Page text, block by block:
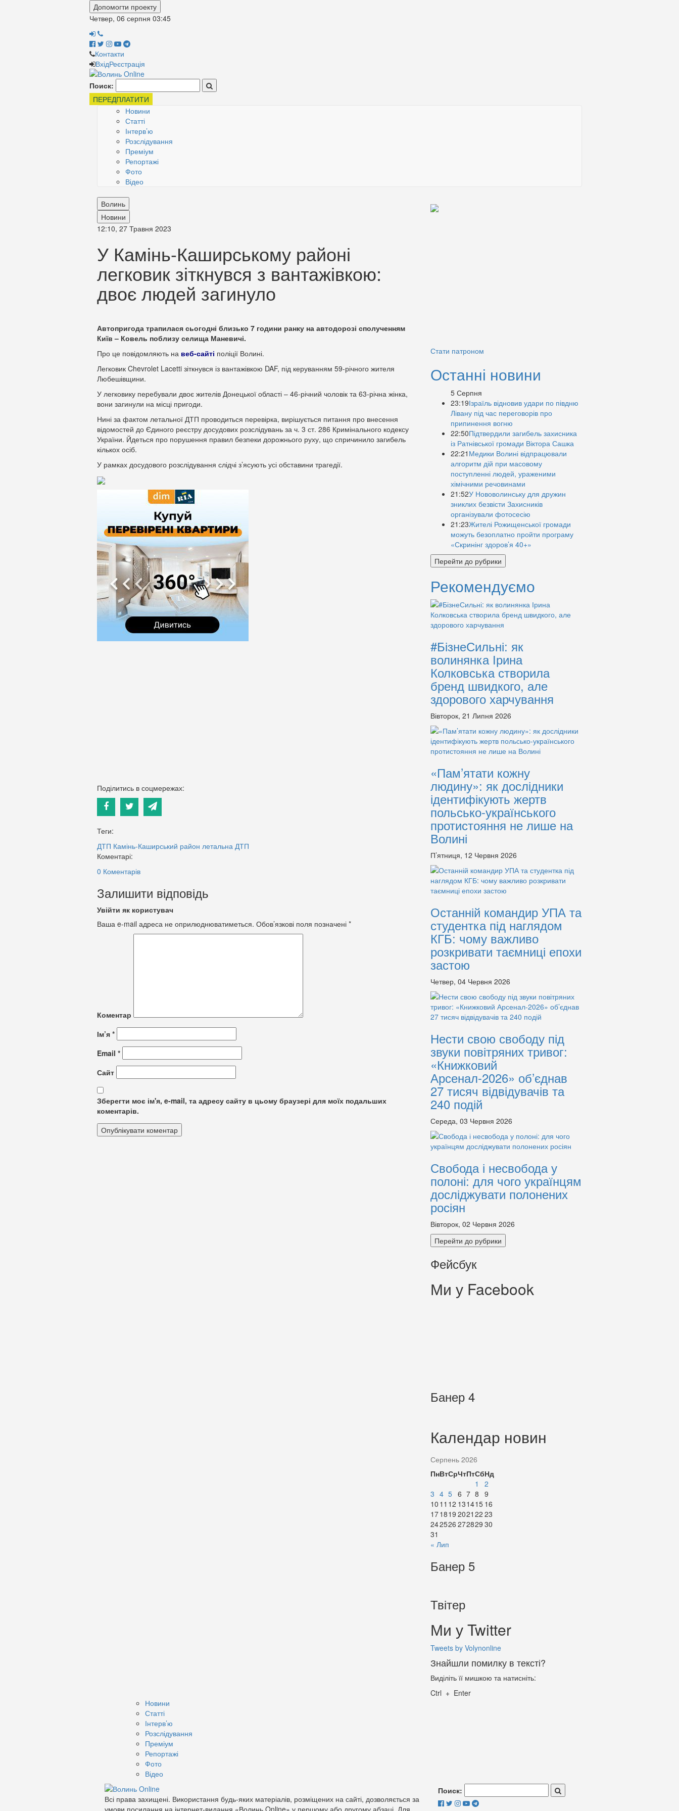
Допомогти проекту
Четвер, 06 серпня 03:45
Контакти
ВхідРеєстрація
Поиск:
ПЕРЕДПЛАТИТИ
Новини
Статті
Інтерв’ю
Розслідування
Преміум
Репортажі
Фото
Відео
Волинь
Новини
12:10, 27 Травня 2023
У Камінь-Каширському районі
легковик зіткнувся з вантажівкою:
двоє людей загинуло
Автопригода трапилася сьогодні близько 7 години ранку на автодорозі сполученням
Київ – Ковель поблизу селища Маневичі.
Про це повідомляють на веб-сайті поліції Волині.
Легковик Chevrolet Lacetti зіткнувся із вантажівкою DAF, під керуванням 59-річного жителя
Любешівщини.
У легковику перебували двоє жителів Донецької області – 46-річний чоловік та 63-річна жінка,
вони загинули на місці пригоди.
Нині за фактом летальної ДТП проводиться перевірка, вирішується питання про внесення
відомостей до Єдиного реєстру досудових розслідувань за ч. 3 ст. 286 Кримінального кодексу
України. Йдеться про порушення правил безпеки дорожнього руху, що спричинило загибель
кількох осіб.
У рамках досудового розслідування слідчі з’ясують усі обставини трагедії.
Поділитись в соцмережах:
Теги:
ДТП Камінь-Каширський район летальна ДТП
Коментарі:
0 Коментарів
Залишити відповідь
Увійти як користувач
Ваша e-mail адреса не оприлюднюватиметься. Обов’язкові поля позначені *
Коментар
Ім’я *
Email *
Сайт
Зберегти моє ім'я, e-mail, та адресу сайту в цьому браузері для моїх подальших
коментарів.
Стати патроном
Останні новини
5 Серпня
23:19Ізраїль відновив удари по півдню
Лівану під час переговорів про
припинення вогню
22:50Підтвердили загибель захисника
із Ратнівської громади Віктора Сашка
22:21 Медики Волині відпрацювали
алгоритм дій при масовому
поступленні людей, ураженими
хімічними речовинами
21:52У Нововолинську для дружин
зниклих безвісти Захисників
організували фотосесію
21:23Жителі Рожищенської громади
можуть безоплатно пройти програму
«Скринінг здоров’я 40+»
Перейти до рубрики
Рекомендуємо
#БізнеСильні: як
волинянка Ірина
Колковська створила
бренд швидкого, але
здорового харчування
Вівторок, 21 Липня 2026
«Пам’ятати кожну
людину»: як дослідники
ідентифікують жертв
польсько-українського
протистояння не лише на
Волині
П’ятниця, 12 Червня 2026
Останній командир УПА та
студентка під наглядом
КГБ: чому важливо
розкривати таємниці епохи
застою
Четвер, 04 Червня 2026
Нести свою свободу під
звуки повітряних тривог:
«Книжковий
Арсенал-2026» об’єднав
27 тисяч відвідувачів та
240 подій
Середа, 03 Червня 2026
Свобода і несвобода у
полоні: для чого українцям
досліджувати полонених
росіян
Вівторок, 02 Червня 2026
Перейти до рубрики
Фейсбук
Ми у Facebook
Банер 4
Календар новин
Серпень 2026
ПнВтСрЧтПтСбНд
1
2
3 4 5 6 7 8 9
10 11 12 131415 16
171819 2021 22 23
242526 272829 30
31
« Лип
Банер 5
Твітер
Ми у Twitter
Tweets by Volynonline
Знайшли помилку в тексті?
Виділіть її мишкою та натисніть:
Ctrl + Enter
Новини
Статті
Інтерв’ю
Розслідування
Преміум
Репортажі
Фото
Відео
Всі права захищені. Використання будь-яких матеріалів, розміщених на сайті, дозволяється за
Поиск: